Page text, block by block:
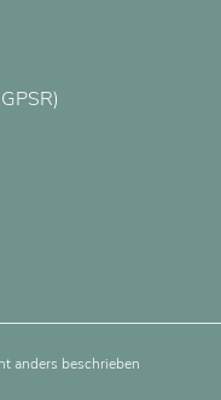
anders beschrieben